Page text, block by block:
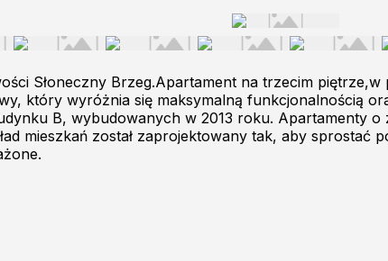
Słoneczny Brzeg.Apartament na trzecim
który wyróżnia się maksymalną funkcjonalnością
B, wybudowanych w 2013 roku. Apartamenty
mieszkań został zaprojektowany tak, aby